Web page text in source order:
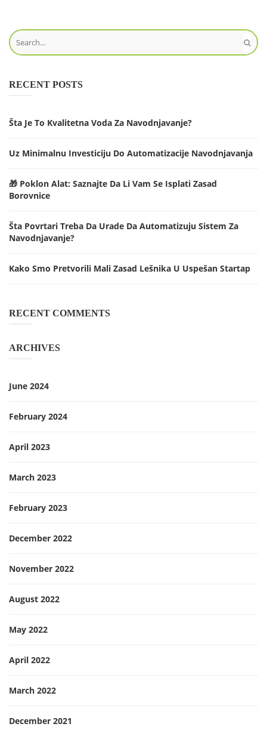
RECENT POSTS
Šta Je To Kvalitetna Voda Za Navodnjavanje?
Uz Minimalnu Investiciju Do Automatizacije Navodnjavanja
🎁 Poklon Alat: Saznajte Da Li Vam Se Isplati Zasad
Borovnice
Šta Povrtari Treba Da Urade Da Automatizuju Sistem Za
Navodnjavanje?
Kako Smo Pretvorili Mali Zasad Lešnika U Uspešan Startap
RECENT COMMENTS
ARCHIVES
June 2024
February 2024
April 2023
March 2023
February 2023
December 2022
November 2022
August 2022
May 2022
April 2022
March 2022
December 2021